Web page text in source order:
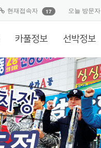
현재접속자 17 오늘 방문자
카풀정보 선박정보